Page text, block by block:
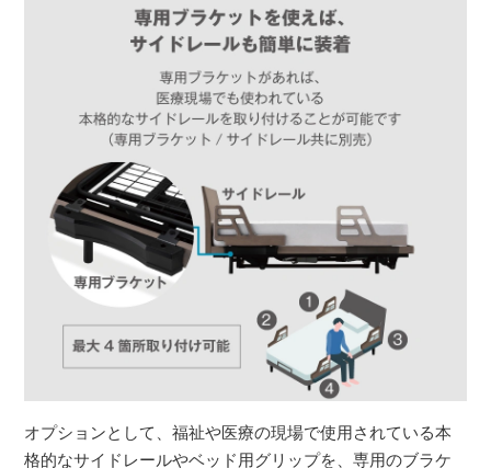
オプションとして、福祉や医療の現場で使用されている本
格的なサイドレールやベッド用グリップを、専用のブラケ